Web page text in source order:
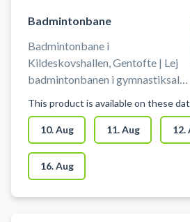
Badmintonbane
Badmintonbane i
Kildeskovshallen, Gentofte | Lej
badmintonbanen i gymnastiksalen
Adolphsvej 25, 2820 Gentofte.
Book badmintonbanen i
Kildeskovshallen og spil
badminton i Gentofte. Der er
omklædning til rådighed i
Kildeskovshallen. Medbring selv
This product is available on these
10. Aug 11. Aug 12.
16. Aug